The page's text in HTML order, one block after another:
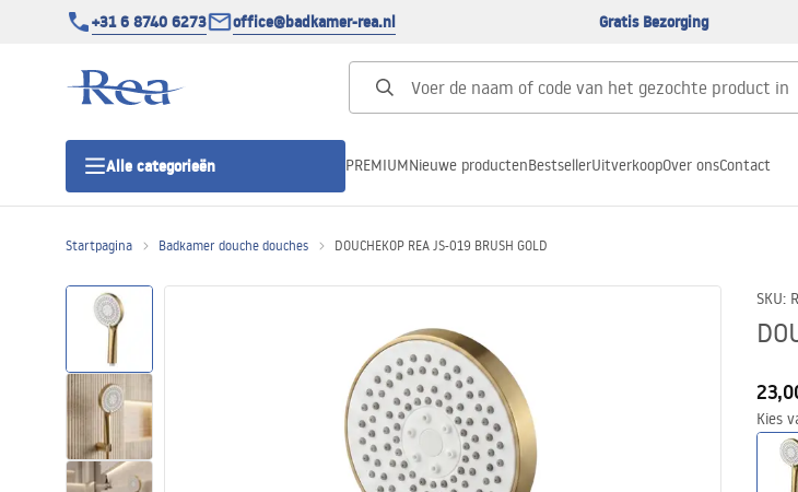
+31 6 8740 6273 office@badkamer-rea.nl Gratis Bezorging
Alle categorieën
Lineaire Douchegoten
PREMIUMNieuwe productenBestsellerUitverkoopOver onsContact
Startpagina Badkamer douche douches DOUCHEKOP REA JS-019 BRUSH GOLD
SKU:
Kies